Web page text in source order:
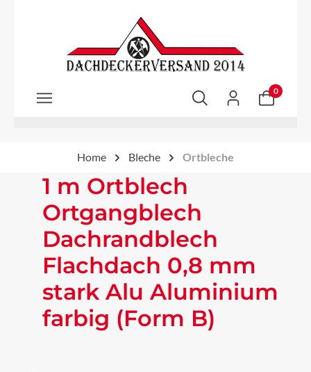
Zum Hauptinhalt springen
0
Home Bleche Ortbleche
1 m Ortblech
Ortgangblech
Dachrandblech
Flachdach 0,8 mm
stark Alu Aluminium
farbig (Form B)